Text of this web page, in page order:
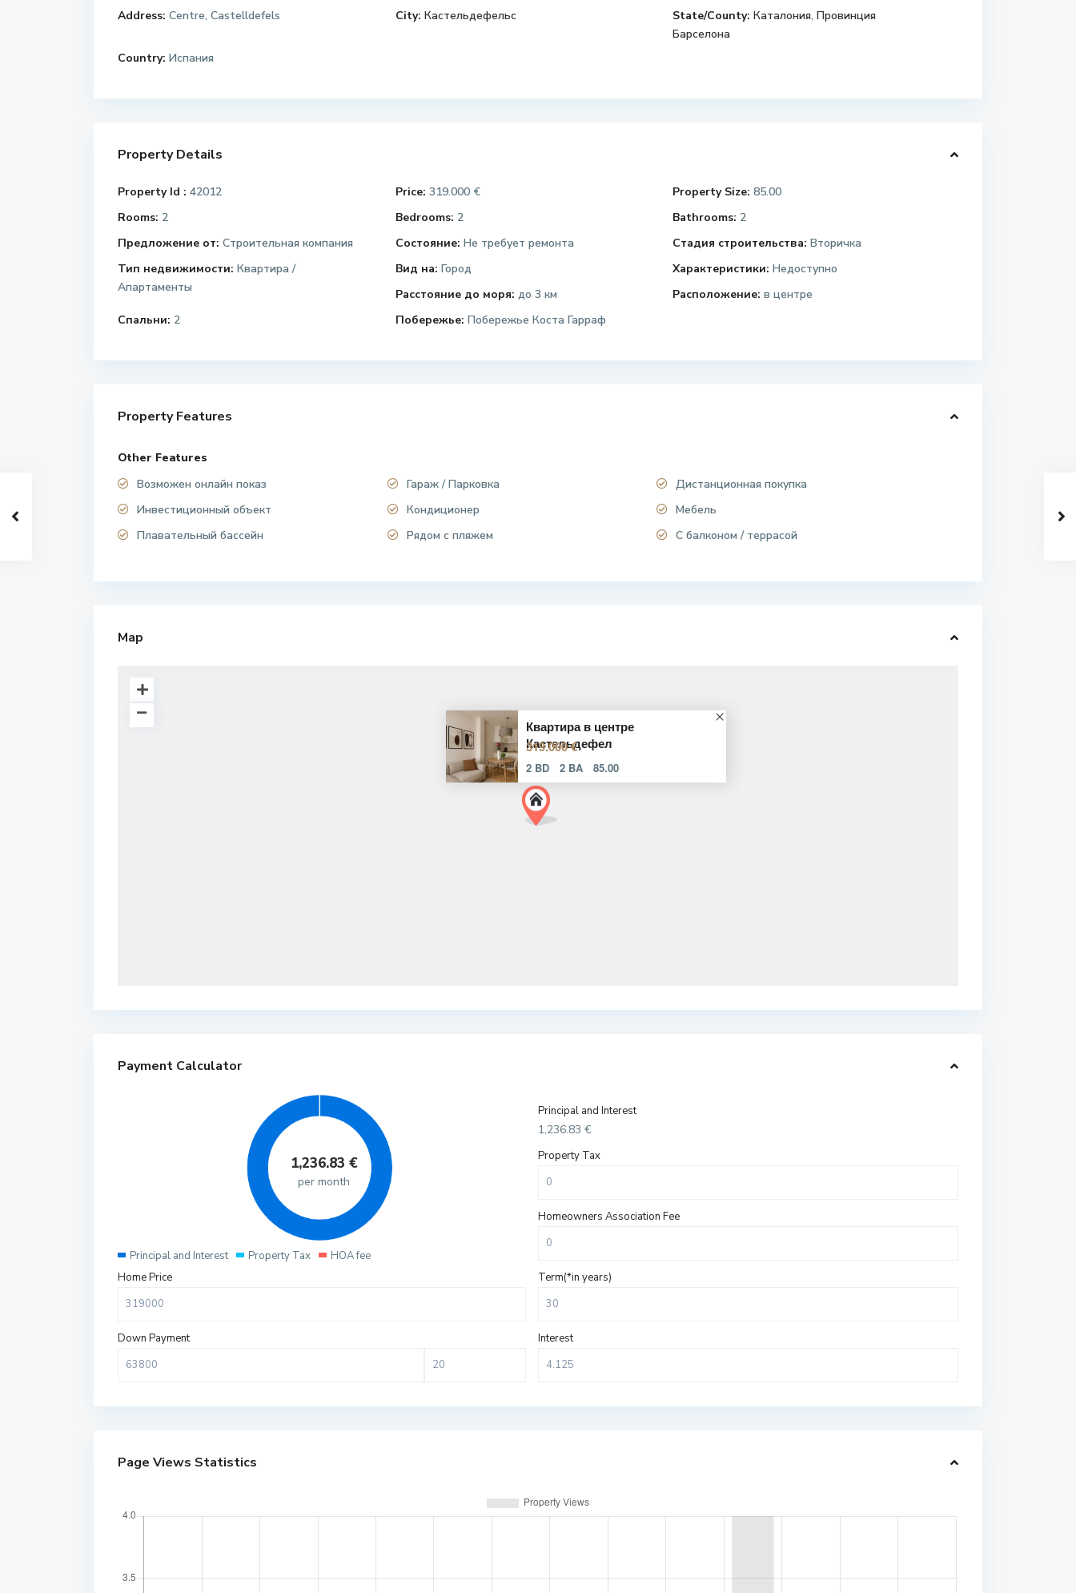
Address: Centre, Castelldefels City: Кастельдефельс State/County: Каталония, Провинция
Барселона
Country: Испания
Property Details
Property Id : 42012 Price: 319.000 € Property Size: 85.00
Rooms: 2 Bedrooms: 2 Bathrooms: 2
Предложение от: Строительная компания Состояние: Не требует ремонта Стадия строительства: Вторичка
Тип недвижимости: Квартира /
Апартаменты
Вид на: Город Характеристики: Недоступно
Расстояние до моря: до 3 км Расположение: в центре
Спальни: 2 Побережье: Побережье Коста Гарраф
Property Features
Other Features
Возможен онлайн показ
Гараж / Парковка
Дистанционная покупка
Инвестиционный объект
Кондиционер
Мебель
Плавательный бассейн
Рядом с пляжем С балконом / террасой
Map
Квартира в центре
Кастельдефел
319.000 €
2 BD 2 BA 85.00
Payment Calculator
1,236.83 €
per month
Principal and Interest Property Tax HOA fee
Principal and Interest
1,236.83 €
Property Tax
Homeowners Association Fee
Home Price
Down Payment
Term(*in years)
Interest
Page Views Statistics